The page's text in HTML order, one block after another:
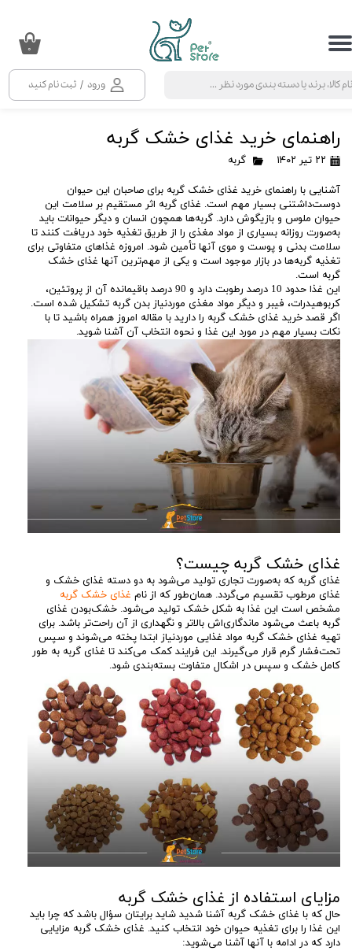
ورود / ثبت نام کنید
حساب کاربری من
خروج از حساب کاربری
۰
راهنمای خرید غذای خشک گربه
۲۲ تیر ۱۴۰۲ گربه
آشنایی با راهنمای خرید غذای خشک گربه برای صاحبان این حیوان
دوست‌داشتنی بسیار مهم است. غذای گربه اثر مستقیم بر سلامت این
حیوان ملوس و بازیگوش دارد. گربه‌ها همچون انسان و دیگر حیوانات باید
به‌صورت روزانه بسیاری از مواد مغذی را از طریق تغذیه خود دریافت کنند تا
سلامت بدنی و پوست و موی آنها تأمین شود. امروزه غذاهای متفاوتی برای
تغذیه گربه‌ها در بازار موجود است و یکی از مهم‌ترین آنها غذای خشک
گربه است.
این غذا حدود 10 درصد رطوبت دارد و 90 درصد باقیمانده آن از پروتئین،
کربوهیدرات، فیبر و دیگر مواد مغذی موردنیاز بدن گربه تشکیل شده است.
اگر قصد خرید غذای خشک گربه را دارید با مقاله امروز همراه باشید تا با
نکات بسیار مهم در مورد این غذا و نحوه انتخاب آن آشنا شوید.
غذای خشک گربه چیست؟
غذای گربه که به‌صورت تجاری تولید می‌شود به دو دسته غذای خشک و
غذای مرطوب تقسیم می‌گردد. همان‌طور که از نام غذای خشک گربه
مشخص است این غذا به شکل خشک تولید می‌شود. خشک‌بودن غذای
گربه باعث می‌شود ماندگاری‌اش بالاتر و نگهداری از آن راحت‌تر باشد. برای
تهیه غذای خشک گربه مواد غذایی موردنیاز ابتدا پخته می‌شوند و سپس
تحت‌فشار گرم قرار می‌گیرند. این فرایند کمک می‌کند تا غذای گربه به طور
کامل خشک و سپس در اشکال متفاوت بسته‌بندی شود.
مزایای استفاده از غذای خشک گربه
حال که با غذای خشک گربه آشنا شدید شاید برایتان سؤال باشد که چرا باید
این غذا را برای تغذیه حیوان خود انتخاب کنید. غذای خشک گربه مزایایی
دارد که در ادامه با آنها آشنا می‌شوید: